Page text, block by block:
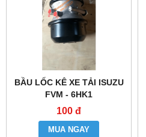
BẦU LỐC KÊ XE TẢI ISUZU
FVM - 6HK1
100 đ
MUA NGAY